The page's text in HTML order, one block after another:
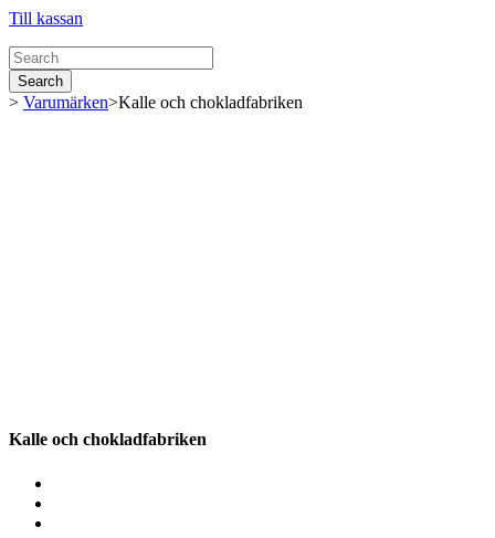
Till kassan
Search
> Varumärken>Kalle och chokladfabriken
Kalle och chokladfabriken